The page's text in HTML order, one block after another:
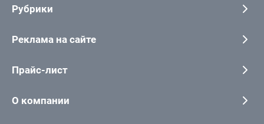
Рубрики
Реклама на сайте
Прайс-лист
О компании